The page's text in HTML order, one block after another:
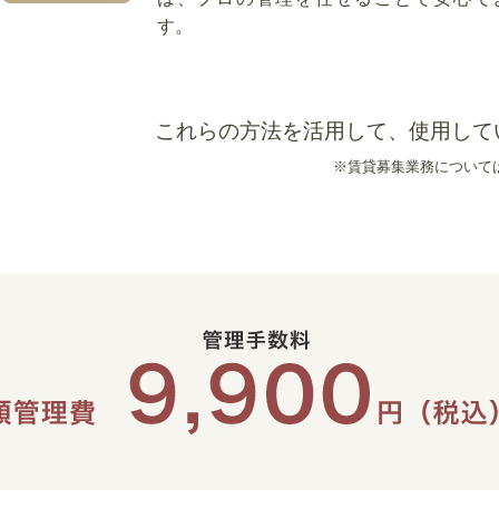
す。
これらの方法を活用して、使用し
※賃貸募集業務について